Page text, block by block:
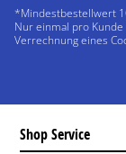
*Mindestbestellwert
Nur einmal pro
Verrechnung eines
Shop Service